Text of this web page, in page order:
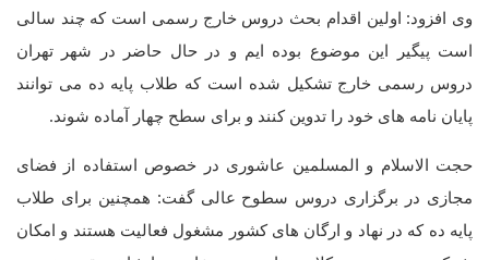
وی افزود: اولین اقدام بحث دروس خارج رسمی است که چند سالی
است پیگیر این موضوع بوده ایم و در حال حاضر در شهر تهران
دروس رسمی خارج تشکیل شده است که طلاب پایه ده می توانند
پایان نامه های خود را تدوین کنند و برای سطح چهار آماده شوند.
حجت الاسلام و المسلمین عاشوری در خصوص استفاده از فضای
مجازی در برگزاری دروس سطوح عالی گفت: همچنین برای طلاب
پایه ده که در نهاد و ارگان های کشور مشغول فعالیت هستند و امکان